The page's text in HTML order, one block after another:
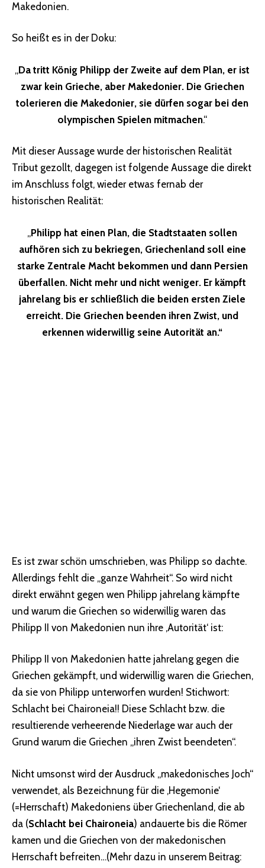
Makedonien.
So heißt es in der Doku:
„Da tritt König Philipp der Zweite auf dem Plan, er ist
zwar kein Grieche, aber Makedonier. Die Griechen
tolerieren die Makedonier, sie dürfen sogar bei den
olympischen Spielen mitmachen.“
Mit dieser Aussage wurde der historischen Realität
Tribut gezollt, dagegen ist folgende Aussage die direkt
im Anschluss folgt, wieder etwas fernab der
historischen Realität:
„Philipp hat einen Plan, die Stadtstaaten sollen
aufhören sich zu bekriegen, Griechenland soll eine
starke Zentrale Macht bekommen und dann Persien
überfallen. Nicht mehr und nicht weniger. Er kämpft
jahrelang bis er schließlich die beiden ersten Ziele
erreicht. Die Griechen beenden ihren Zwist, und
erkennen widerwillig seine Autorität an.“
Es ist zwar schön umschrieben, was Philipp so dachte.
Allerdings fehlt die „ganze Wahrheit“. So wird nicht
direkt erwähnt gegen wen Philipp jahrelang kämpfte
und warum die Griechen so widerwillig waren das
Philipp II von Makedonien nun ihre ‚Autorität‘ ist:
Philipp II von Makedonien hatte jahrelang gegen die
Griechen gekämpft, und widerwillig waren die Griechen,
da sie von Philipp unterworfen wurden! Stichwort:
Schlacht bei Chaironeia!! Diese Schlacht bzw. die
resultierende verheerende Niederlage war auch der
Grund warum die Griechen „ihren Zwist beendeten“.
Nicht umsonst wird der Ausdruck „makedonisches Joch“
verwendet, als Bezeichnung für die ‚Hegemonie‘
(=Herrschaft) Makedoniens über Griechenland, die ab
da (Schlacht bei Chaironeia) andauerte bis die Römer
kamen und die Griechen von der makedonischen
Herrschaft befreiten…(Mehr dazu in unserem Beitrag: